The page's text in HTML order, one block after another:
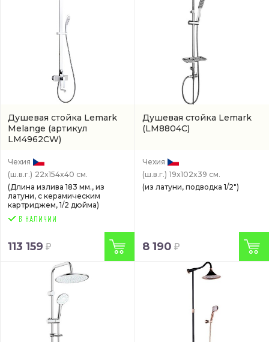
Душевая стойка Lemark
Melange (артикул
LM4962CW)
Чехия
(ш.в.г.) 22x154x40 см.
(Длина излива 183 мм., из
латуни, с керамическим
картриджем, 1/2 дюйма)
113 159
Душевая стойка Lemark
(LM8804C)
Чехия
(ш.в.г.) 19x102x39 см.
(из латуни, подводка 1/2")
8 190